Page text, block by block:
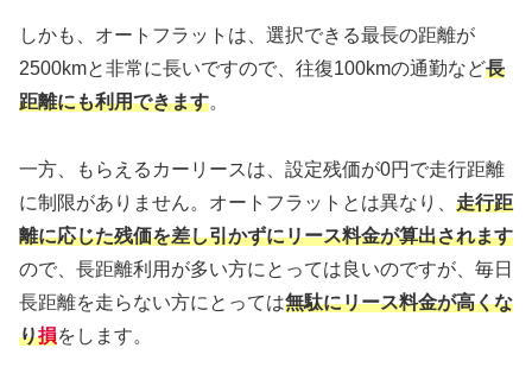
しかも、オートフラットは、選択できる最長の距離が
2500kmと非常に長いですので、往復100kmの通勤など長
距離にも利用できます。
一方、もらえるカーリースは、設定残価が0円で走行距離
に制限がありません。オートフラットとは異なり、 走行距
離に応じた残価を差し引かずにリース料金が算出されます
ので、長距離利用が多い方にとっては良いのですが、毎日
長距離を走らない方にとっては無駄にリース料金が高くな
り損をします。